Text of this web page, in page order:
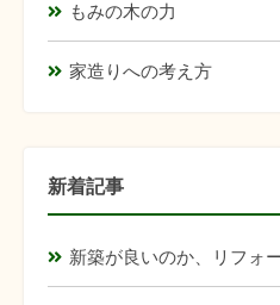
もみの木の力
家造りへの考え方
新着記事
新築が良いのか、リフォ